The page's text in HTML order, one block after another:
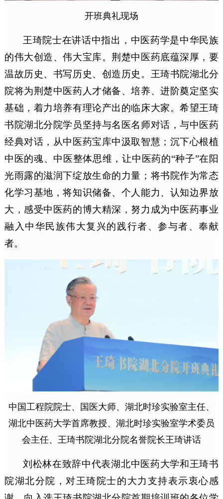
开班典礼现场
王琦院士在讲话中指出，中医药学是中华民族
的伟大创造、伟大宝库。荆楚中医药底蕴深厚，要
温故历史、书写历史、创造历史。王琦书院湖北分
院将为荆楚中医药人才储备、培养、进阶奠定坚实
基础，着力培养有理论产出的临床大家。希望王琦
书院湖北分院学员坚持与名医名师对话，与中医药
经典对话，从中医药宝库中汲取智慧；沉下心根植
中医的魂、中医整体思维，让中医药的“种子”在阳
光雨露的滋润下绽放生命的力量；将书院作为常态
化学习基地，将知识储备、个人能力、认知边界放
大，感受中医药的博大精深，努力成为中医药事业
融入中华民族伟大复兴的践行者、参与者、奉献
者。
中国工程院院士、国医大师、湖北时珍实验室主任、
湖北中医药大学首席教授、湖北时珍实验室学术委员
会主任、王琦书院湖北分院名誉院长王琦讲话
刘松林在致辞中代表湖北中医药大学和王琦书
院湖北分院，对王琦院士的大力支持表示衷心感